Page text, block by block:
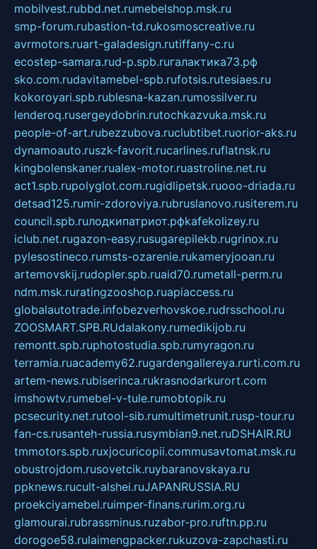
mobilvest.rubbd.net.rumebelshop.msk.ru
smp-forum.rubastion-td.rukosmoscreative.ru
avrmotors.ruart-galadesign.rutiffany-c.ru
ecostep-samara.rud-p.spb.ruгалактика73.рф
sko.com.rudavitamebel-spb.rufotsis.rutesiaes.ru
kokoroyari.spb.rublesna-kazan.rumossilver.ru
lenderoq.rusergeydobrin.rutochkazvuka.msk.ru
people-of-art.rubezzubova.ruclubtibet.ruorior-aks.ru
dynamoauto.ruszk-favorit.rucarlines.ruflatnsk.ru
kingbolenskaner.rualex-motor.ruastroline.net.ru
act1.spb.rupolyglot.com.rugidlipetsk.ruooo-driada.ru
detsad125.rumir-zdoroviya.rubruslanovo.rusiterem.ru
council.spb.ruлодкипатриот.рфkafekolizey.ru
iclub.net.rugazon-easy.rusugarepilekb.rugrinox.ru
pylesostineco.rumsts-ozarenie.rukameryjooan.ru
artemovskij.rudopler.spb.ruaid70.rumetall-perm.ru
ndm.msk.ruratingzooshop.ruapiaccess.ru
globalautotrade.infobezverhovskoe.rudrsschool.ru
ZOOSMART.SPB.RUdalakony.rumedikijob.ru
remontt.spb.ruphotostudia.spb.rumyragon.ru
terramia.ruacademy62.rugardengallereya.rurti.com.ru
artem-news.rubiserinca.rukrasnodarkurort.com
imshowtv.rumebel-v-tule.rumobtopik.ru
pcsecurity.net.rutool-sib.rumultimetrunit.rusp-tour.ru
fan-cs.rusanteh-russia.rusymbian9.net.ruDSHAIR.RU
tmmotors.spb.ruxjocuricopii.commusavtomat.msk.ru
obustrojdom.rusovetcik.ruybaranovskaya.ru
ppknews.rucult-alshei.ruJAPANRUSSIA.RU
proekciyamebel.ruimper-finans.rurim.org.ru
glamourai.rubrassminus.ruzabor-pro.ruftn.pp.ru
dorogoe58.rulaimengpacker.rukuzova-zapchasti.ru